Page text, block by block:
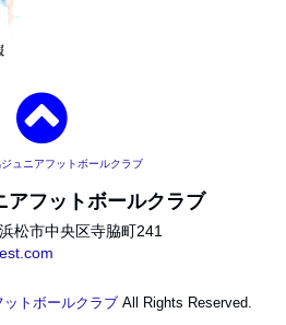
アフットボールクラブ
浜松市中央区寺脇町241
トボールクラブ All Rights Reserved.